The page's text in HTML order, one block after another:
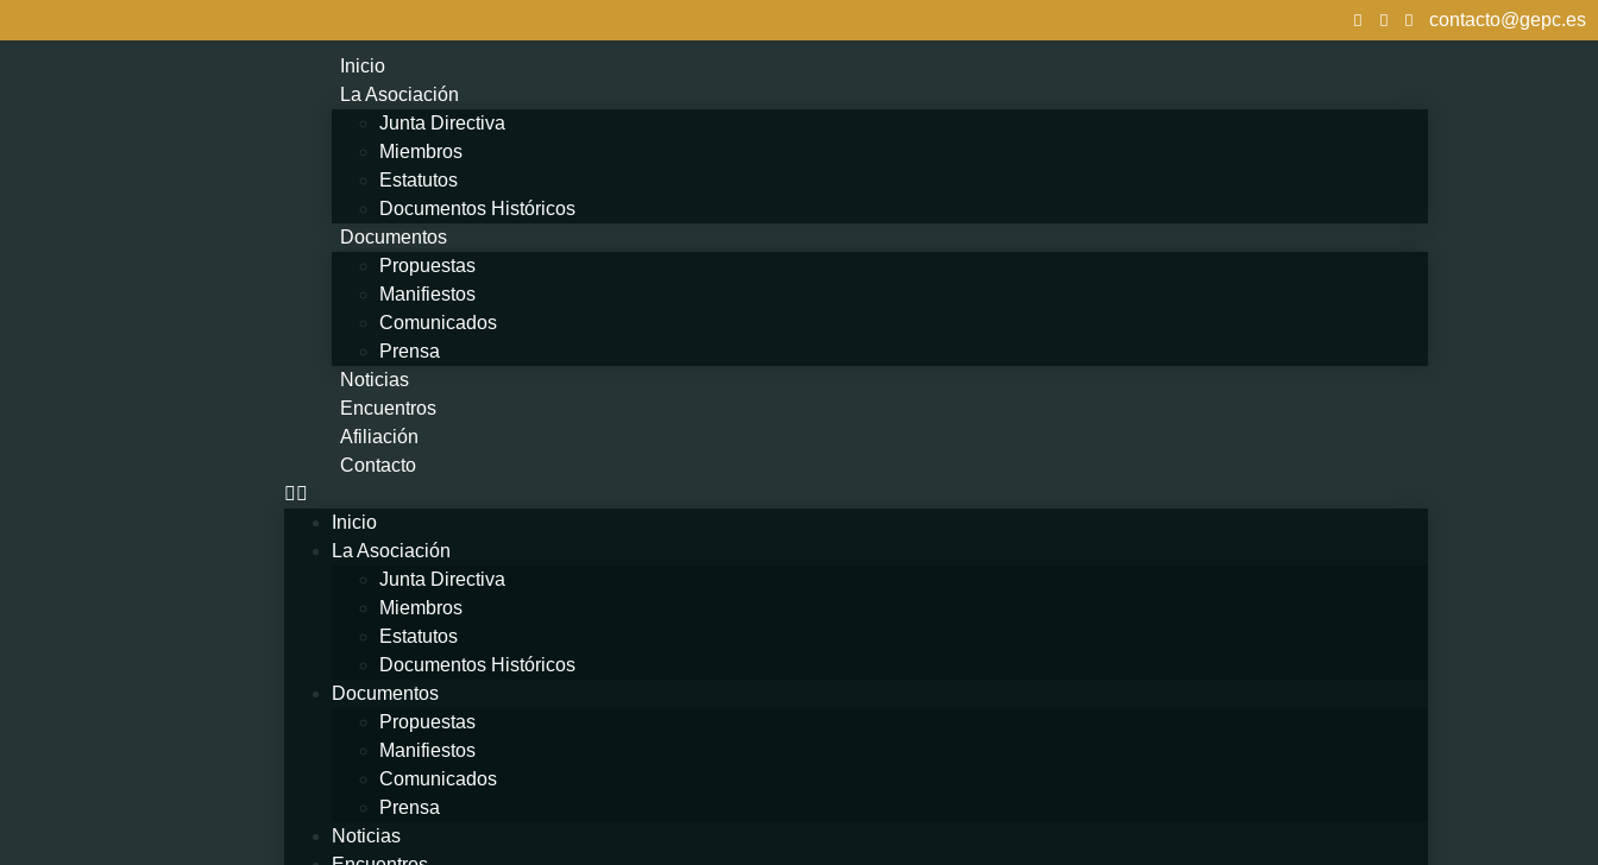
contacto@gepc.es
Inicio
La Asociación
Junta Directiva
Miembros
Estatutos
Documentos Históricos
Documentos
Propuestas
Manifiestos
Comunicados
Prensa
Noticias
Encuentros
Afiliación
Contacto
Inicio
La Asociación
Junta Directiva
Miembros
Estatutos
Documentos Históricos
Documentos
Propuestas
Manifiestos
Comunicados
Prensa
Noticias